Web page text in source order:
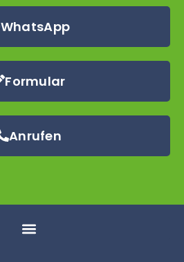
WhatsApp
Formular
Anrufen